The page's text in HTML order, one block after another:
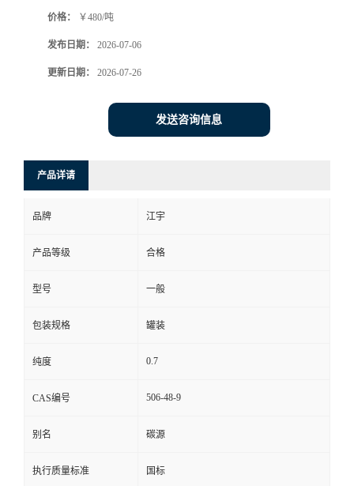
价格： ￥480/吨
发布日期： 2026-07-06
更新日期： 2026-07-26
发送咨询信息
产品详请
品牌 江宇
产品等级 合格
型号 一般
包装规格 罐装
纯度 0.7
CAS编号 506-48-9
别名 碳源
执行质量标准 国标